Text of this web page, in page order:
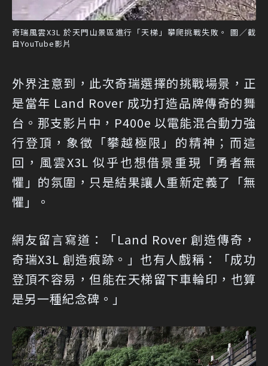
奇瑞風雲X3L 於天門山景區進行「天梯」攀爬挑戰失敗。 圖／截
自YouTube影片
外界注意到，此次奇瑞選擇的挑戰場景，正
是當年 Land Rover 成功打造品牌傳奇的舞
台。那支影片中，P400e 以電能混合動力強
行登頂，象徵「攀越極限」的精神；而這
回，風雲X3L 似乎也想借景重現「勇者無
懼」的氛圍，只是結果讓人重新定義了「無
懼」。
網友留言寫道：「Land Rover 創造傳奇，
奇瑞X3L 創造痕跡。」也有人戲稱：「成功
登頂不容易，但能在天梯留下車輪印，也算
是另一種紀念碑。」